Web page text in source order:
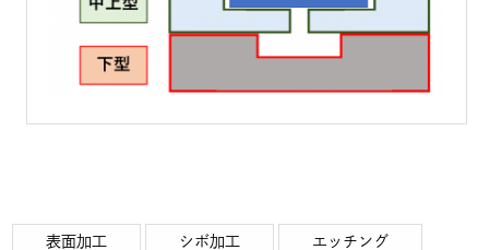
表面加工 シボ加工 エッチング